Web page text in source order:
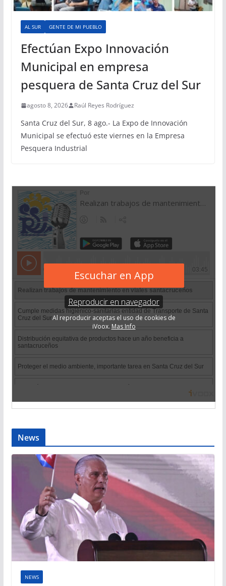
AL SUR GENTE DE MI PUEBLO
Efectúan Expo Innovación
Municipal en empresa
pesquera de Santa Cruz del Sur
agosto 8, 2026 Raúl Reyes Rodríguez
Santa Cruz del Sur, 8 ago.- La Expo de Innovación
Municipal se efectuó este viernes en la Empresa
Pesquera Industrial
News
NEWS